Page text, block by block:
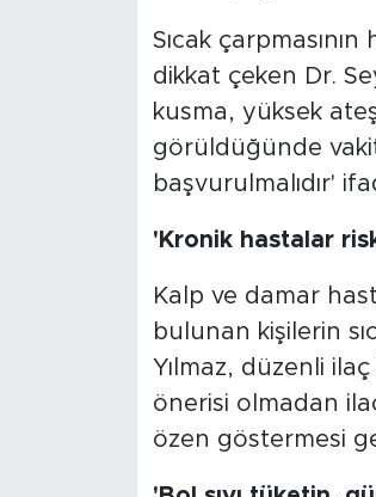
Sıcak
dikkat çeken Dr.
kusma, yüksek
görüldüğünde
başvurulmalıdır'
'Kronik hastalar
Kalp ve damar
bulunan kişilerin
Yılmaz, düzenli
önerisi olmadan
özen göstermesi